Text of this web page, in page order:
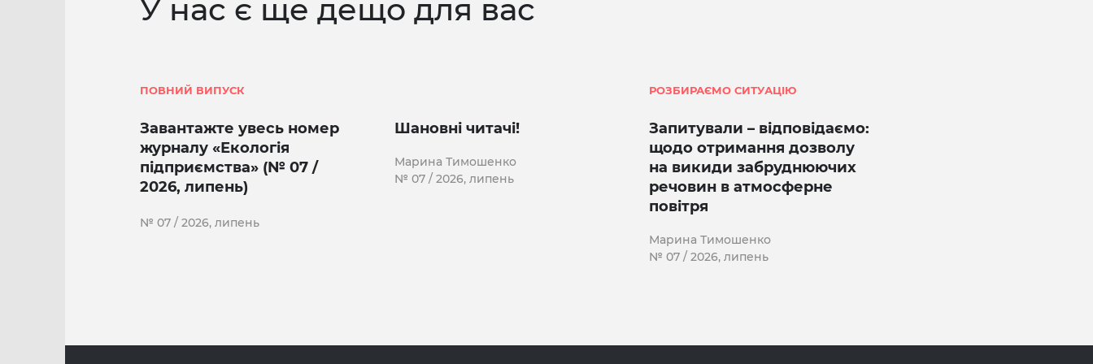
У нас є ще дещо для вас
ПОВНИЙ ВИПУСК
Завантажте увесь номер
журналу «Екологія
підприємства» (№ 07 /
2026, липень)
№ 07 / 2026, липень
Шановні читачі!
Марина Тимошенко
№ 07 / 2026, липень
РОЗБИРАЄМО СИТУАЦІЮ
Запитували – відповідаємо:
щодо отримання дозволу
на викиди забруднюючих
речовин в атмосферне
повітря
Марина Тимошенко
№ 07 / 2026, липень